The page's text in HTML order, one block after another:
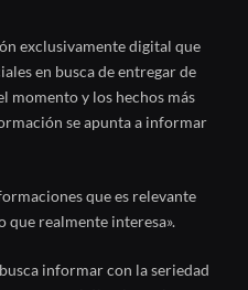
exclusivamente digital que
en busca de entregar de
momento y los hechos más
se apunta a informar
que es relevante
que realmente interesa».
informar con la seriedad